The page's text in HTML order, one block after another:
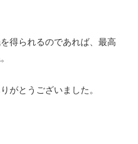
得られるのであれば、最高
がとうございました。